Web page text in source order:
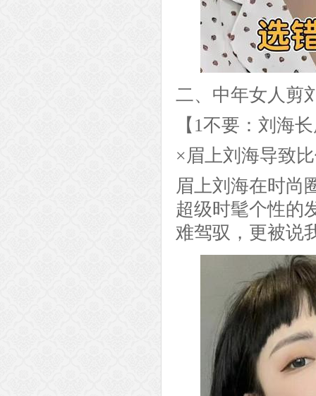
二、中年女人剪
【1不要：刘海
×眉上刘海导致
眉上刘海在时尚
超级时髦个性的
难驾驭，更被说